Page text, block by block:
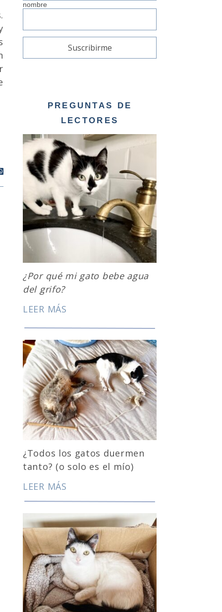
nombre
PREGUNTAS DE
LECTORES
¿Por qué mi gato bebe agua
del grifo?
LEER MÁS
¿Todos los gatos duermen
tanto? (o solo es el mío)
LEER MÁS